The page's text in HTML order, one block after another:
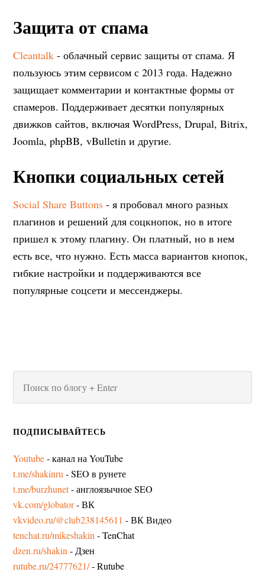
Защита от спама
Cleantalk - облачный сервис защиты от спама. Я
пользуюсь этим сервисом с 2013 года. Надежно
защищает комментарии и контактные формы от
спамеров. Поддерживает десятки популярных
движков сайтов, включая WordPress, Drupal, Bitrix,
Joomla, phpBB, vBulletin и другие.
Кнопки социальных сетей
Social Share Buttons - я пробовал много разных
плагинов и решений для соцкнопок, но в итоге
пришел к этому плагину. Он платный, но в нем
есть все, что нужно. Есть масса вариантов кнопок,
гибкие настройки и поддерживаются все
популярные соцсети и мессенджеры.
ПОДПИСЫВАЙТЕСЬ
Youtube- канал на YouTube
t.me/shakinru - SEO в рунете
t.me/burzhunet- англоязычное SEO
vk.com/globator- ВК
vkvideo.ru/@club238145611 - ВК Видео
tenchat.ru/mikeshakin - TenChat
dzen.ru/shakin - Дзен
rutube.ru/24777621/- Rutube